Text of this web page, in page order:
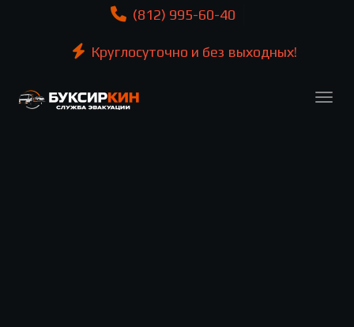
(812) 995-60-40
Круглосуточно и без выходных!